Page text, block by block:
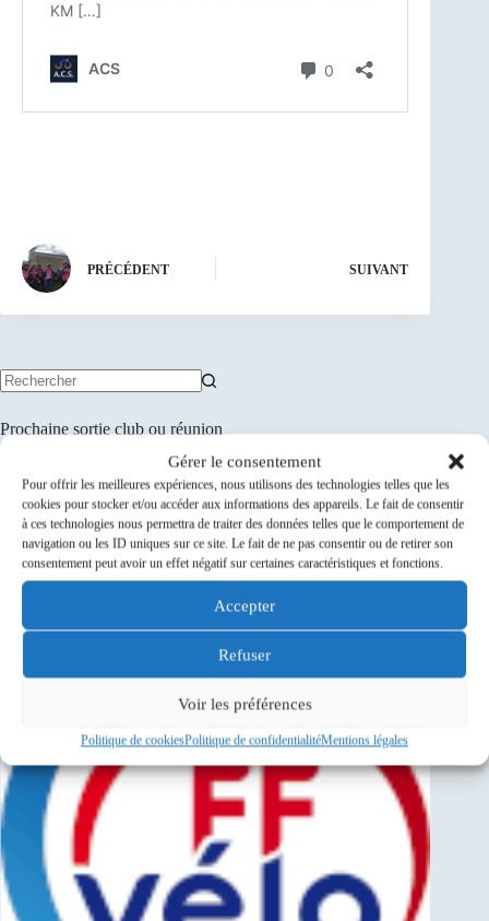
Gérer le consentement
Pour offrir les meilleures expériences, nous utilisons des technologies telles que les
cookies pour stocker et/ou accéder aux informations des appareils. Le fait de consentir
à ces technologies nous permettra de traiter des données telles que le comportement de
navigation ou les ID uniques sur ce site. Le fait de ne pas consentir ou de retirer son
consentement peut avoir un effet négatif sur certaines caractéristiques et fonctions.
Accepter
Refuser
Voir les préférences
Politique de cookiesPolitique de confidentialitéMentions légales
PRÉCÉDENT SUIVANT
résultat
Prochaine sortie club ou réunion
09
Août
ACS-024-102-0746...
9 Août 26
Savigny-sur-Orge
Sponsors